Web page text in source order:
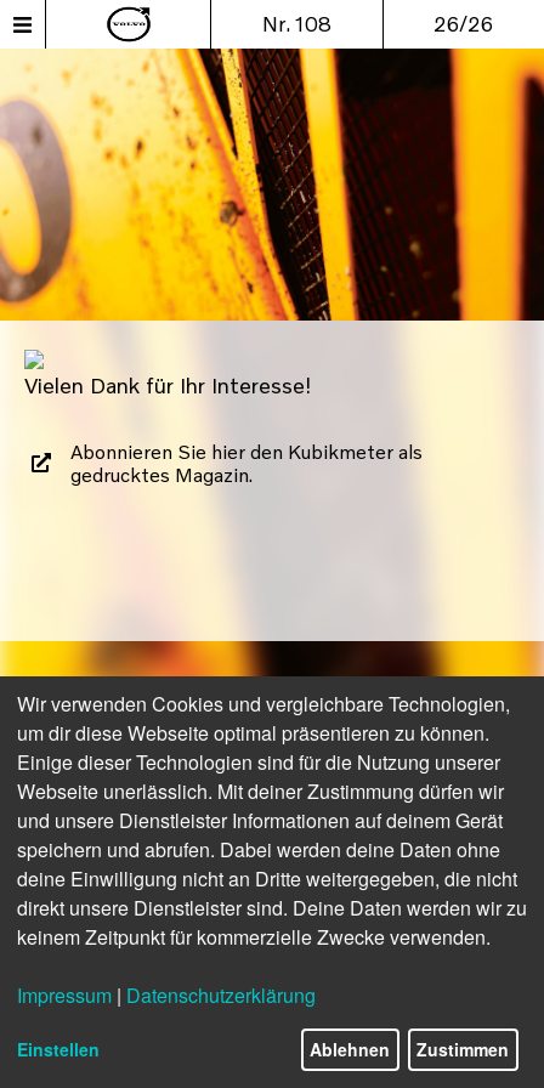
Nr. 108 26/26
Vielen Dank für Ihr Interesse!
Abonnieren Sie hier den Kubikmeter als
gedrucktes Magazin.
Wir verwenden Cookies und vergleichbare Technologien,
um dir diese Webseite optimal präsentieren zu können.
Einige dieser Technologien sind für die Nutzung unserer
Webseite unerlässlich. Mit deiner Zustimmung dürfen wir
und unsere Dienstleister Informationen auf deinem Gerät
speichern und abrufen. Dabei werden deine Daten ohne
deine Einwilligung nicht an Dritte weitergegeben, die nicht
direkt unsere Dienstleister sind. Deine Daten werden wir zu
keinem Zeitpunkt für kommerzielle Zwecke verwenden.
Impressum | Datenschutzerklärung
Einstellen Ablehnen Zustimmen